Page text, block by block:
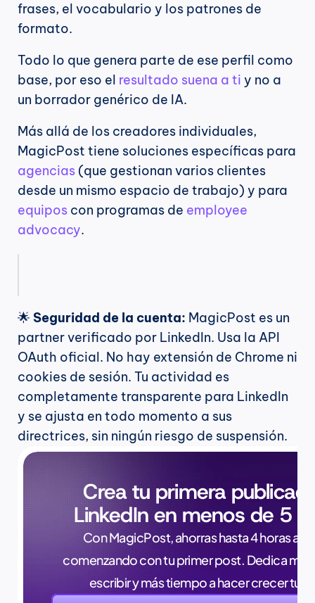
frases, el vocabulario y los patrones de
formato.
Todo lo que genera parte de ese perfil como
base, por eso el resultado suena a ti y no a
un borrador genérico de IA.
Más allá de los creadores individuales,
agencias (que gestionan varios clientes
equipos con programas de employee
advocacy.
🌟 Seguridad de la cuenta: MagicPost es un
partner verificado por LinkedIn. Usa la API
OAuth oficial. No hay extensión de Chrome ni
cookies de sesión. Tu actividad es
completamente transparente para LinkedIn
y se ajusta en todo momento a sus
directrices, sin ningún riesgo de suspensión.
Crea tu primera
LinkedIn en menos de 5
Con MagicPost, ahorras hasta 4 horas a la
comenzando con tu primer post. Dedica
escribir y más tiempo a hacer crecer tu